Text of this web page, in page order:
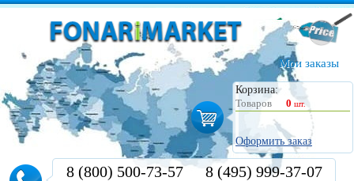
Мои заказы
Корзина:
Товаров
0 шт.
Оформить заказ
8 (800) 500-73-57 8 (495) 999-37-07